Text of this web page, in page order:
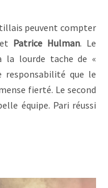
peuvent compter
Patrice Hulman. Le
la lourde tache de «
responsabilité que le
fierté. Le second
équipe. Pari réussi